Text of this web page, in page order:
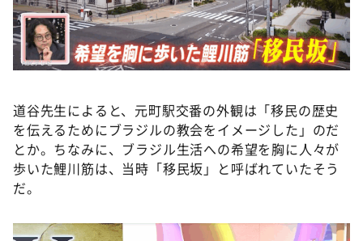
道谷先生によると、元町駅交番の外観は「移民の歴史
を伝えるためにブラジルの教会をイメージした」のだ
とか。ちなみに、ブラジル生活への希望を胸に人々が
歩いた鯉川筋は、当時「移民坂」と呼ばれていたそう
だ。